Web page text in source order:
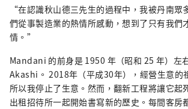
“在認識秋山德三先生的過程中，我被丹南眾
們從事製造業的熱情所感動，想到了只有我們
情。”
Mandani 的前身是 1950 年（昭和 25 年）左
Akashi。 2018年（平成30年），經營生意的
所以我停止了生意。然而，翻新工程將讓它起
出租招待所一起開始書寫新的歷史。每間客房